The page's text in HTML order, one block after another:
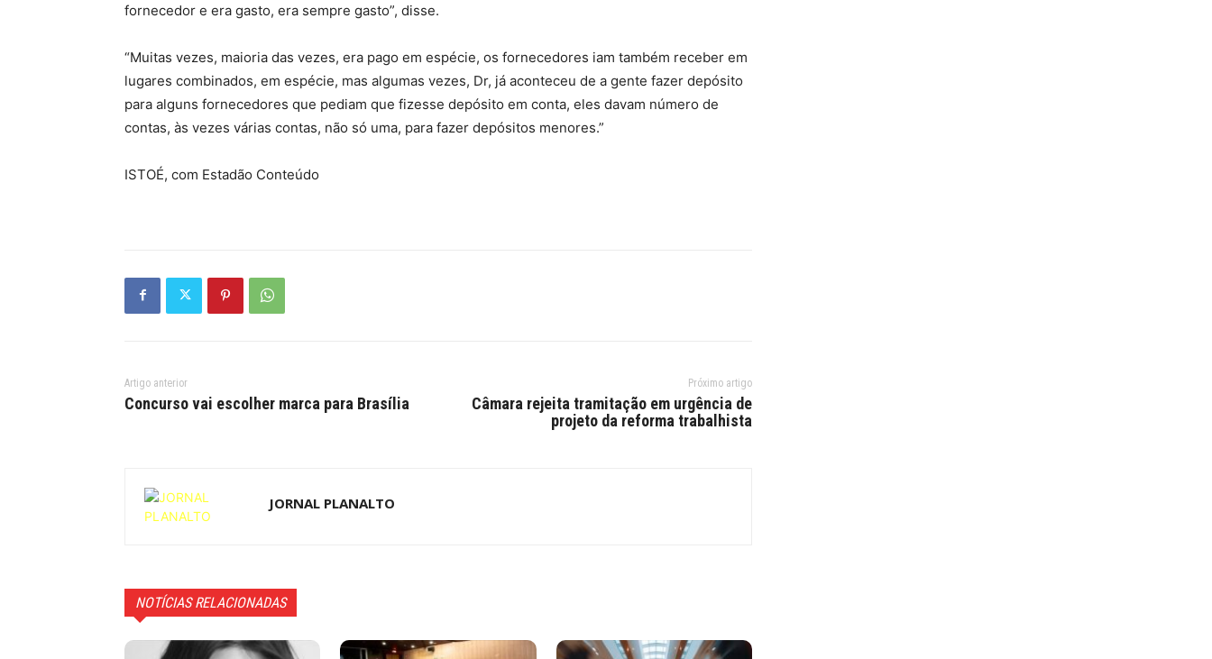
fornecedor e era gasto, era sempre gasto”, disse.
“Muitas vezes, maioria das vezes, era pago em espécie, os fornecedores iam também receber em
lugares combinados, em espécie, mas algumas vezes, Dr, já aconteceu de a gente fazer depósito
para alguns fornecedores que pediam que fizesse depósito em conta, eles davam número de
contas, às vezes várias contas, não só uma, para fazer depósitos menores.”
ISTOÉ, com Estadão Conteúdo
Artigo anterior
Concurso vai escolher marca para Brasília
Próximo artigo
Câmara rejeita tramitação em urgência de
projeto da reforma trabalhista
JORNAL PLANALTO
NOTÍCIAS RELACIONADAS